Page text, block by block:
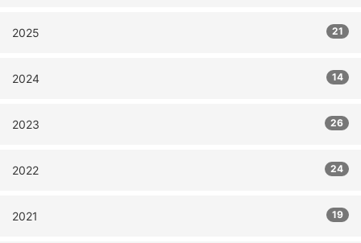
2025 21
2024 14
2023 26
2022 24
2021 19